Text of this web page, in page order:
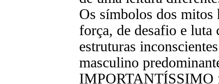
Os símbolos dos mitos
força, de desafio e luta
estruturas
masculino
IMPORTANTÍSSIMO